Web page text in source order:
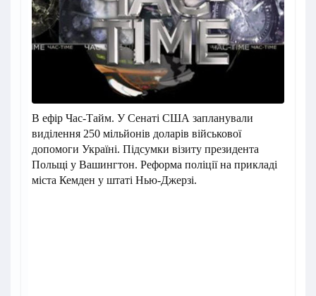
В ефір Час-Тайм. У Сенаті США запланували
виділення 250 мільйонів доларів військової
допомоги Україні. Підсумки візиту президента
Польщі у Вашингтон. Реформа поліції на прикладі
міста Кемден у штаті Нью-Джерзі.